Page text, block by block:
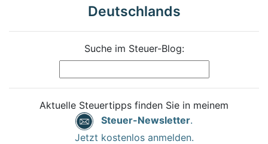
Deutschlands
Suche im Steuer-Blog:
Aktuelle Steuertipps finden Sie in meinem
Steuer-Newsletter.
Jetzt kostenlos anmelden.